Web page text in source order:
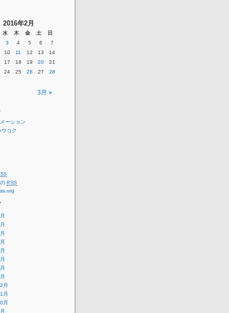
2016年2月
水 木 金 土 日
3月 »
3 4 5 6
7
10 11 12 13
14
17 18 19 20
21
24 25 26 27
28
ーション
ウコク
RSS
月
月
月